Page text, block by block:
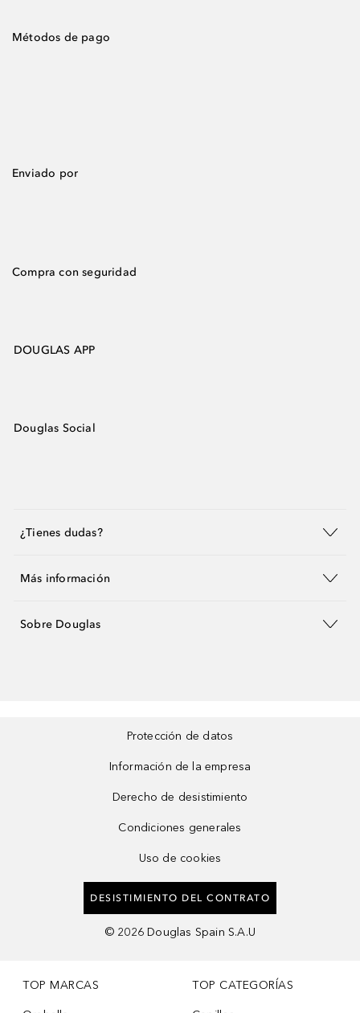
Métodos de pago
Enviado por
Compra con seguridad
DOUGLAS APP
Douglas Social
¿Tienes dudas?
Más información
Sobre Douglas
Protección de datos
Información de la empresa
Derecho de desistimiento
Condiciones generales
Uso de cookies
DESISTIMIENTO DEL CONTRATO
© 2026 Douglas Spain S.A.U
TOP MARCAS TOP CATEGORÍAS